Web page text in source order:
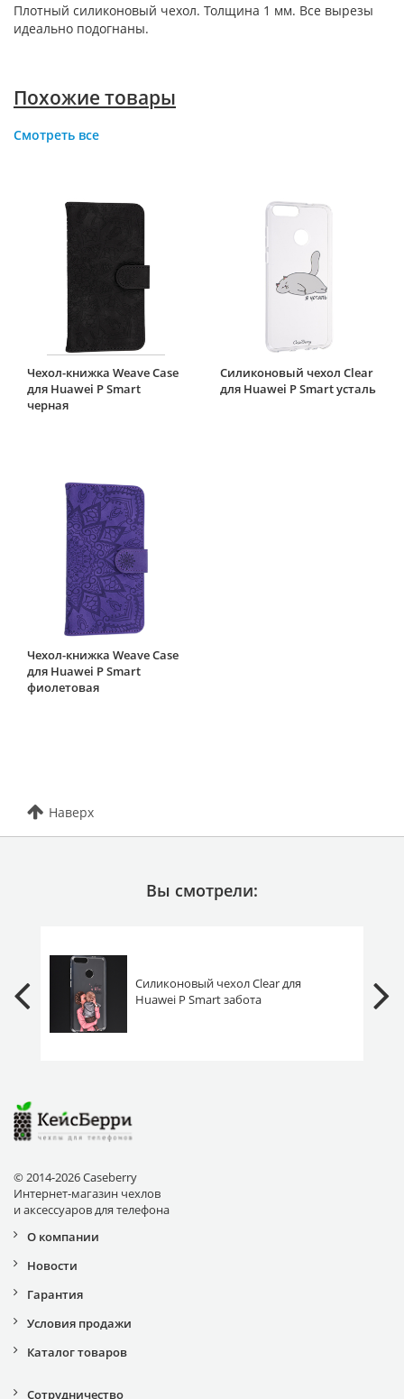
Плотный силиконовый чехол. Толщина 1 мм. Все вырезы
идеально подогнаны.
Похожие товары
Смотреть все
Чехол-книжка Weave Case
для Huawei P Smart
черная
Силиконовый чехол Clear
для Huawei P Smart усталь
Чехол-книжка Weave Case
для Huawei P Smart
фиолетовая
Наверх
Вы смотрели:
Силиконовый чехол Clear для
Huawei P Smart забота
© 2014-2026 Caseberry
Интернет-магазин чехлов
и аксессуаров для телефона
О компании
Новости
Гарантия
Условия продажи
Каталог товаров
Сотрудничество